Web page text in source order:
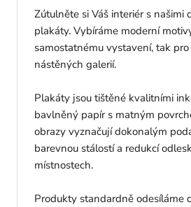
Zútulněte si Váš interiér s našimi
plakáty. Vybíráme moderní
samostatnému vystavení, tak
nástěných galerií.
Plakáty jsou tištěné kvalitními
bavlněný papír s matným
obrazy vyznačují dokonalým
barevnou stálostí a redukcí
místnostech.
Produkty standardně odesíláme